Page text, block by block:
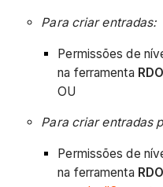
Para criar entradas:
Permissões de
na ferramenta RDO
OU
Para criar entradas
Permissões de
na ferramenta RDO